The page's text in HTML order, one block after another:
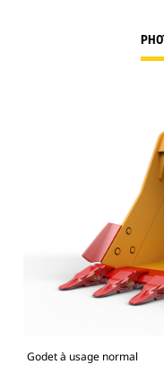
Godet à usage normal